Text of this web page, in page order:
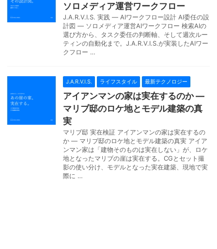
ソロメディア運営ワークフロー
J.A.R.V.I.S. 実践 — AIワークフロー設計 AI委任の設
計図 — ソロメディア運営AIワークフロー 検索AIの
選び方から、タスク委任の判断軸、そして週次ルー
ティンの自動化まで。J.A.R.V.I.S.が実装したAIワー
クフロー …
J.A.R.V.I.S. ライフスタイル 最新テクノロジー
アイアンマンの家は実在するのか —
マリブ邸のロケ地とモデル建築の真
実
マリブ邸 実在検証 アイアンマンの家は実在するの
か — マリブ邸のロケ地とモデル建築の真実 アイア
ンマン家は「建物そのものは実在しない」が、ロケ
地となったマリブの崖は実在する。CGとセット撮
影の使い分け、モデルとなった実在建築、現地で実
際に …